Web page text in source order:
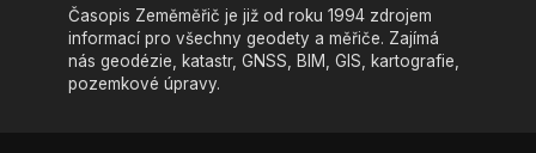
Časopis Zeměměřič je již od roku 1994 zdrojem
informací pro všechny geodety a měřiče. Zajímá
nás geodézie, katastr, GNSS, BIM, GIS, kartografie,
pozemkové úpravy.